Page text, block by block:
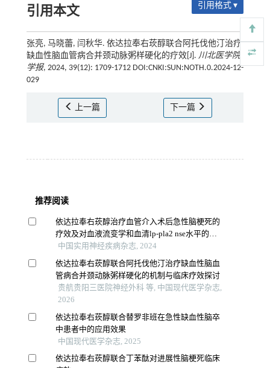
引用本文 引用格式 ▾
张亮, 马晓蕾, 闫秋华. 依达拉奉右莰醇联合阿托伐他汀治疗
缺血性脑血管病合并颈动脉粥样硬化的疗效[J]. 川北医学院
学报, 2024, 39(12): 1709-1712 DOI:CNKI:SUN:NOTH.0.2024-12-
029
上一篇 下一篇